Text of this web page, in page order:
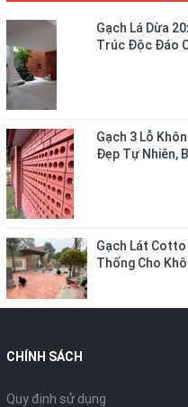
Gạch Lá Dừa
Trúc Độc Đáo
Gạch 3 Lỗ
Đẹp Tự Nhiên,
Gạch Lát
Thống Cho
CHÍNH SÁCH
Quy định sử dụng